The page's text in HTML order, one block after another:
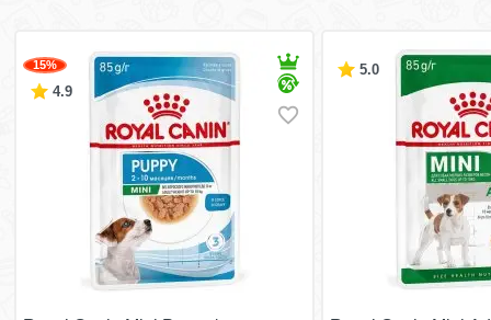
15%
4.9
5.0